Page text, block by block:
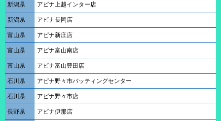
新潟県 アピナ上越インター店
新潟県 アピナ長岡店
富山県 アピナ新庄店
富山県 アピナ富山南店
富山県 アピナ富山豊田店
石川県 アピナ野々市バッティングセンター
石川県 アピナ野々市店
長野県 アピナ伊那店